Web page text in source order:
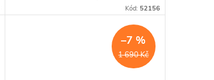
designu a kvality provedení zaKód: 52156
1 690 Kč
–7 %